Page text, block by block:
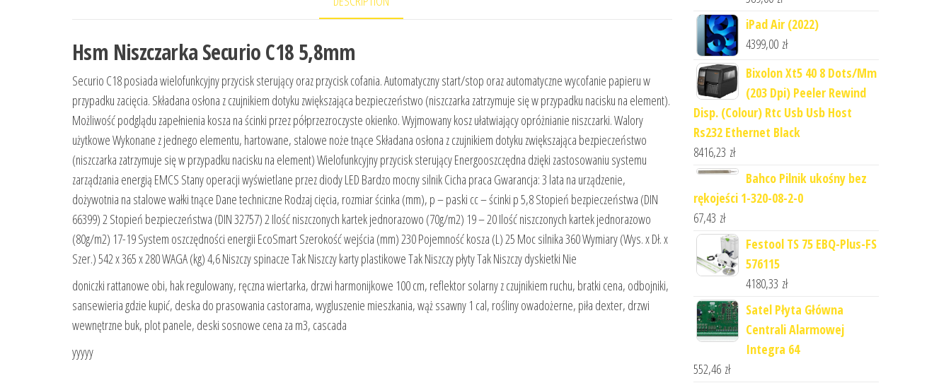
Hsm Niszczarka Securio C18 5,8mm
Securio C18 posiada wielofunkcyjny przycisk sterujący oraz przycisk cofania. Automatyczny start/stop oraz automatyczne wycofanie papieru w
przypadku zacięcia. Składana osłona z czujnikiem dotyku zwiększająca bezpieczeństwo (niszczarka zatrzymuje się w przypadku nacisku na element).
Możliwość podglądu zapełnienia kosza na ścinki przez półprzezroczyste okienko. Wyjmowany kosz ułatwiający opróżnianie niszczarki. Walory
użytkowe Wykonane z jednego elementu, hartowane, stalowe noże tnące Składana osłona z czujnikiem dotyku zwiększająca bezpieczeństwo
(niszczarka zatrzymuje się w przypadku nacisku na element) Wielofunkcyjny przycisk sterujący Energooszczędna dzięki zastosowaniu systemu
zarządzania energią EMCS Stany operacji wyświetlane przez diody LED Bardzo mocny silnik Cicha praca Gwarancja: 3 lata na urządzenie,
dożywotnia na stalowe wałki tnące Dane techniczne Rodzaj cięcia, rozmiar ścinka (mm), p – paski cc – ścinki p 5,8 Stopień bezpieczeństwa (DIN
66399) 2 Stopień bezpieczeństwa (DIN 32757) 2 Ilość niszczonych kartek jednorazowo (70g/m2) 19 – 20 Ilość niszczonych kartek jednorazowo
(80g/m2) 17-19 System oszczędności energii EcoSmart Szerokość wejścia (mm) 230 Pojemność kosza (L) 25 Moc silnika 360 Wymiary (Wys. x Dł. x
Szer.) 542 x 365 x 280 WAGA (kg) 4,6 Niszczy spinacze Tak Niszczy karty plastikowe Tak Niszczy płyty Tak Niszczy dyskietki Nie
doniczki rattanowe obi, hak regulowany, ręczna wiertarka, drzwi harmonijkowe 100 cm, reflektor solarny z czujnikiem ruchu, bratki cena, odbojniki,
sansewieria gdzie kupić, deska do prasowania castorama, wygluszenie mieszkania, wąż ssawny 1 cal, rośliny owadożerne, piła dexter, drzwi
wewnętrzne buk, plot panele, deski sosnowe cena za m3, cascada
yyyyy
iPad Air (2022)
4399,00 zł
Bixolon Xt5 40 8 Dots/Mm
(203 Dpi) Peeler Rewind
Disp. (Colour) Rtc Usb Usb Host
Rs232 Ethernet Black
8416,23 zł
Bahco Pilnik ukośny bez
rękojeści 1-320-08-2-0
67,43 zł
Festool TS 75 EBQ-Plus-FS
576115
4180,33 zł
Satel Płyta Główna
Centrali Alarmowej
Integra 64
552,46 zł